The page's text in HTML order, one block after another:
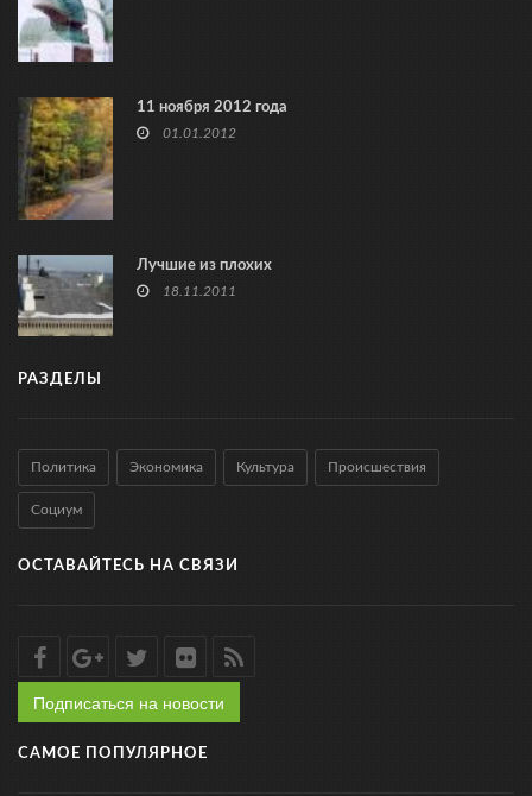
11 ноября 2012 года
01.01.2012
Лучшие из плохих
18.11.2011
РАЗДЕЛЫ
Политика Экономика Культура Происшествия
Социум
ОСТАВАЙТЕСЬ НА СВЯЗИ
Подписаться на новости
САМОЕ ПОПУЛЯРНОЕ